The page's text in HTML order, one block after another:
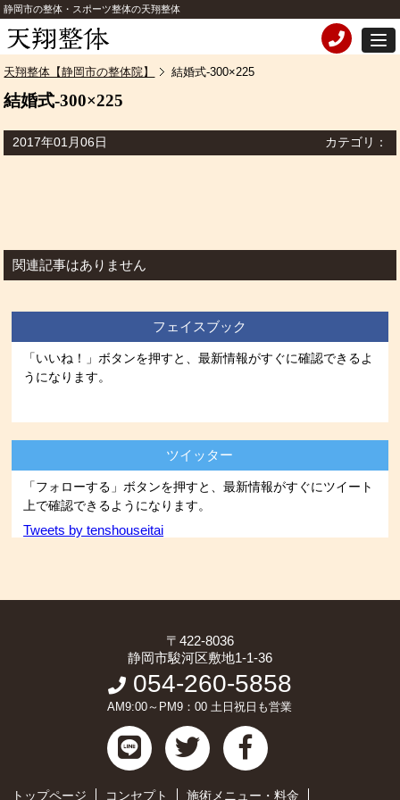
静岡市の整体・スポーツ整体の天翔整体
天翔整体【静岡市の整体院】 結婚式-300×225
結婚式-300×225
2017年01月06日 カテゴリ：
関連記事はありません
フェイスブック
「いいね！」ボタンを押すと、最新情報がすぐに確認できるよ
うになります。
ツイッター
「フォローする」ボタンを押すと、最新情報がすぐにツイート
上で確認できるようになります。
Tweets by tenshouseitai
〒422-8036
静岡市駿河区敷地1-1-36
054-260-5858
AM9:00～PM9：00 土日祝日も営業
トップページ コンセプト 施術メニュー・料金